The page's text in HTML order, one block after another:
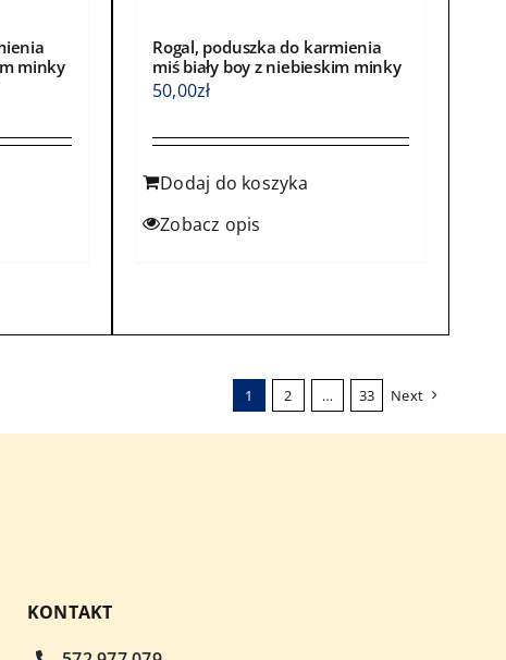
minky
Rogal, poduszka do karmienia
miś biały boy z niebieskim minky
50,00zł
Dodaj do koszyka
Zobacz opis
1 2 … 33 Next
KONTAKT